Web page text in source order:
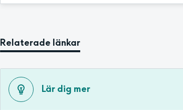
Relaterade länkar
Lär dig mer